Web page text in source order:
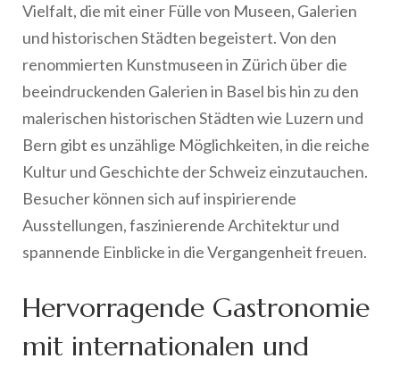
Vielfalt, die mit einer Fülle von Museen, Galerien
und historischen Städten begeistert. Von den
renommierten Kunstmuseen in Zürich über die
beeindruckenden Galerien in Basel bis hin zu den
malerischen historischen Städten wie Luzern und
Bern gibt es unzählige Möglichkeiten, in die reiche
Kultur und Geschichte der Schweiz einzutauchen.
Besucher können sich auf inspirierende
Ausstellungen, faszinierende Architektur und
spannende Einblicke in die Vergangenheit freuen.
Hervorragende Gastronomie
mit internationalen und